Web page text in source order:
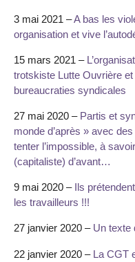
3 mai 2021 –A bas les
organisation et vive
15 mars 2021 –
trotskiste Lutte Ouvrière et
bureaucraties syndicales
27 mai 2020 – Partis et
monde d’après » avec
tenter l’impossible, à
(capitaliste) d’avant…
9 mai 2020 – Ils
les travailleurs !!!
27 janvier 2020 – Un texte
22 janvier 2020 – La CGT